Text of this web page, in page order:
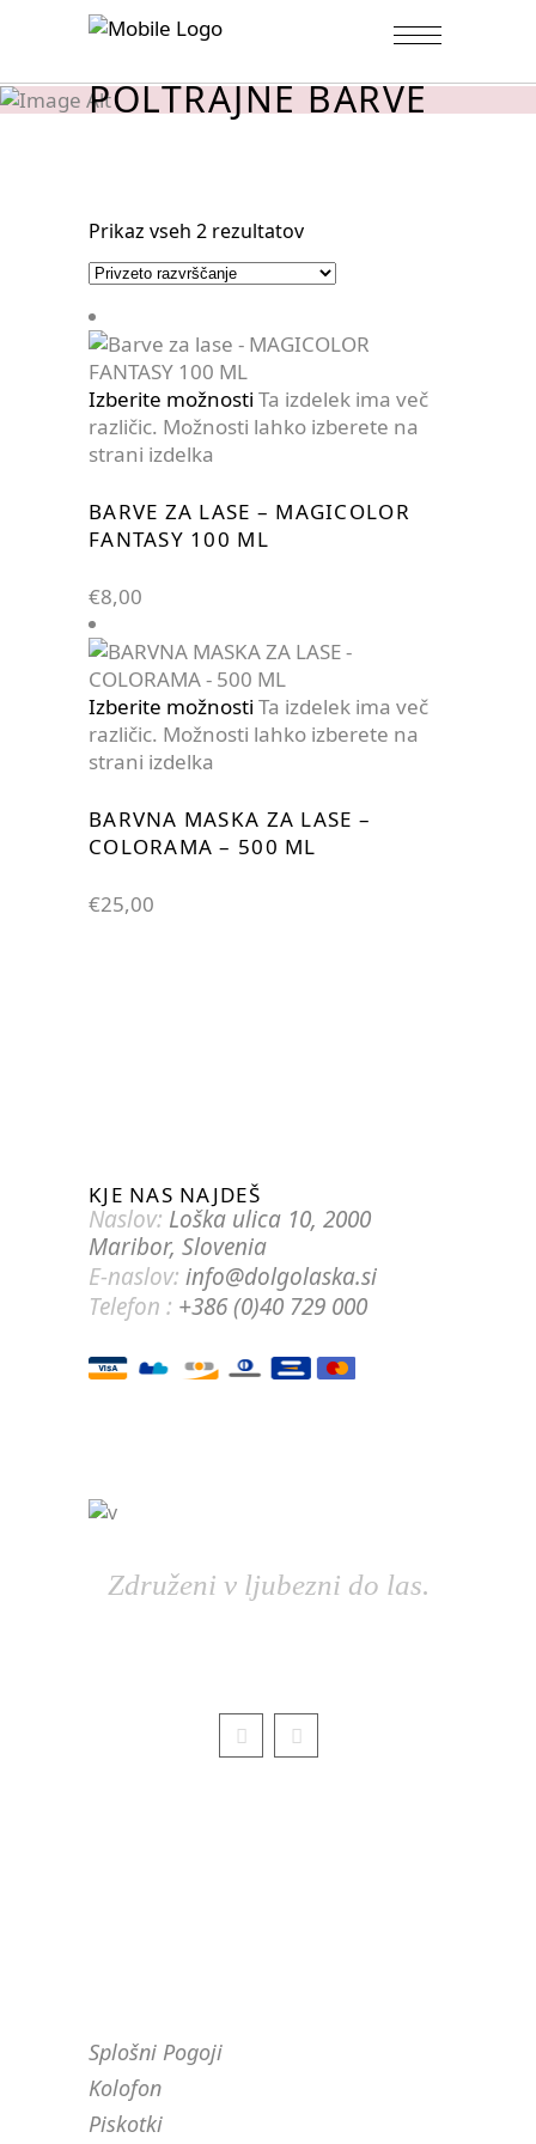
POLTRAJNE BARVE
Prikaz vseh 2 rezultatov
Izberite možnosti Ta izdelek ima več
različic. Možnosti lahko izberete na
strani izdelka
BARVE ZA LASE – MAGICOLOR
FANTASY 100 ML
€8,00
Izberite možnosti Ta izdelek ima več
različic. Možnosti lahko izberete na
strani izdelka
BARVNA MASKA ZA LASE –
COLORAMA – 500 ML
€25,00
KJE NAS NAJDEŠ
Naslov: Loška ulica 10, 2000
Maribor, Slovenia
E-naslov: info@dolgolaska.si
Telefon : +386 (0)40 729 000
Združeni v ljubezni do las.
Splošni Pogoji
Kolofon
Piskotki